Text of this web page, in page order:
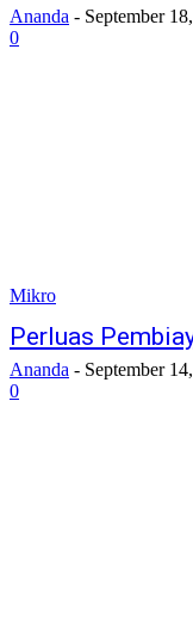
Ananda - September
0
Mikro
Perluas
Ananda - September
0